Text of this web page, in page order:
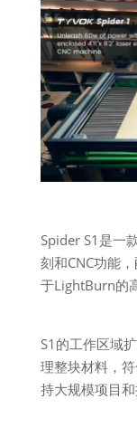
Spider S1是一
刻和CNC功能
于LightBurn的
S1的工作区域
理整块材料，
持大规模项目和